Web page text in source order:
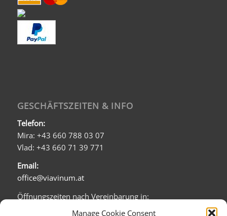
Manage Cookie Consent
GESCHÄFTSZEITEN & INFO
Telefon:
Mira: +43 660 788 03 07
Vlad: +43 660 71 39 771
Email:
office@viavinum.at
Öffnungszeiten nach Vereinbarung in:
Barichgasse 5/1b